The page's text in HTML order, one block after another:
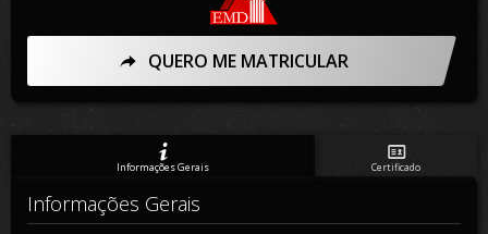
QUERO ME MATRICULAR
Informações Gerais Certificado
Informações Gerais